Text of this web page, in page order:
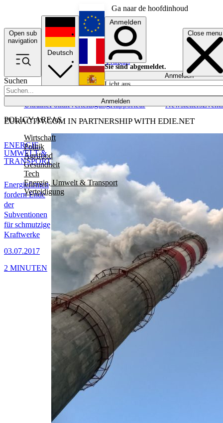
Ga naar de hoofdinhoud
Open sub
navigation
Close menu
Suchen
Anmelden
POLICY AREAS
Wirtschaft
Politik
Agrifood
Gesundheit
Tech
Energie, Umwelt & Transport
Verteidigung
UkrainePolitikVerteidigungRapporteur NewslettersEvents
Deutsch
English
Français
Anmelden
Sie sind abgemeldet.
Anmelden
Licht aus
EURACTIV.COM IN PARTNERSHIP WITH EDIE.NET
Energiefirmen
fordern Ende
der
Subventionen
für schmutzige
Kraftwerke
03.07.2017
ENERGIE,
UMWELT &
TRANSPORT
2 MINUTEN